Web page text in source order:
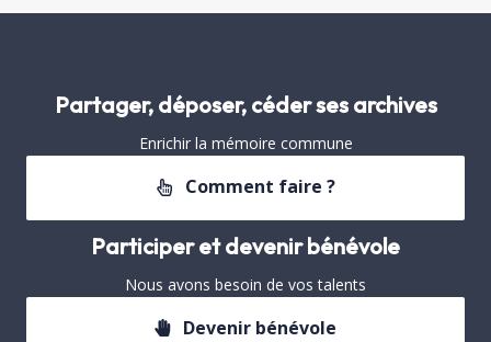
Partager, déposer, céder ses archives
Enrichir la mémoire commune
Comment faire ?
Participer et devenir bénévole
Nous avons besoin de vos talents
Devenir bénévole